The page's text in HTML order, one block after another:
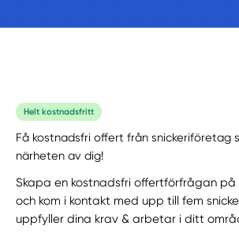
Helt kostnadsfritt
Få kostnadsfri offert från snickeriföretag
närheten av dig!
Skapa en kostnadsfri offertförfrågan
och kom i kontakt med upp till fem
uppfyller dina krav & arbetar i ditt